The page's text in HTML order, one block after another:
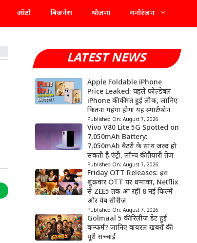
ऑटो बिजनेस योजना मनोरंजन
LATEST NEWS
Apple Foldable iPhone
Price Leaked: पहले फोल्डेबल
iPhone की कीमत हुई लीक, जानिए
कितना महंगा होगा यह स्मार्टफोन
Published On: August 7, 2026
Vivo V80 Lite 5G Spotted on
7,050mAh Battery:
7,050mAh बैटरी के साथ जल्द हो
सकती है एंट्री, लॉन्च की तैयारी तेज
Published On: August 7, 2026
Friday OTT Releases: इस
शुक्रवार OTT पर धमाका, Netflix
से ZEE5 तक आ रहीं 8 नई फिल्में
और वेब सीरीज
Published On: August 7, 2026
Golmaal 5 की रिलीज डेट हुई
कन्फर्म? जानिए वायरल खबरों की
पूरी सच्चाई